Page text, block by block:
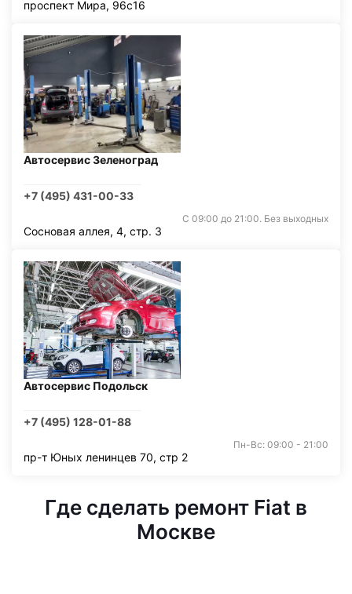
проспект Мира, 96с16
Автосервис Зеленоград
+7 (495) 431-00-33
С 09:00 до 21:00. Без выходных
Сосновая аллея, 4, стр. 3
Автосервис Подольск
+7 (495) 128-01-88
Пн-Вс: 09:00 - 21:00
пр-т Юных ленинцев 70, стр 2
Где сделать ремонт Fiat в
Москве